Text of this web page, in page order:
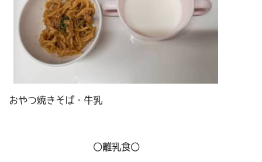
おやつ焼きそば・牛乳
〇離乳食〇